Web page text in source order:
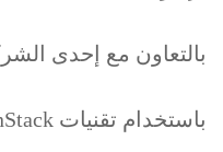
بالتعاون مع إحدى